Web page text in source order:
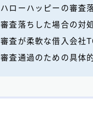
ハローハッピーの審査
審査落ちした場合の対
審査が柔軟な借入会社
審査通過のための具体